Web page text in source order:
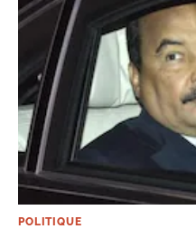
POLITIQUE